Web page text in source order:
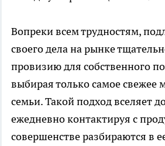
Вопреки всем трудностям,
своего дела на рынке
провизию для собственного
выбирая только самое свежее
семьи. Такой подход вселяет
ежедневно контактируя с
совершенстве разбираются в